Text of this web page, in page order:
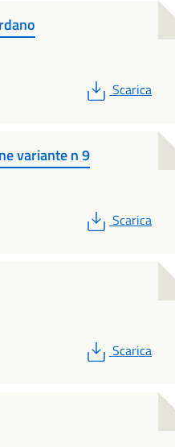
PDF
Scarica
variante n 9
PDF
Scarica
PDF
Scarica